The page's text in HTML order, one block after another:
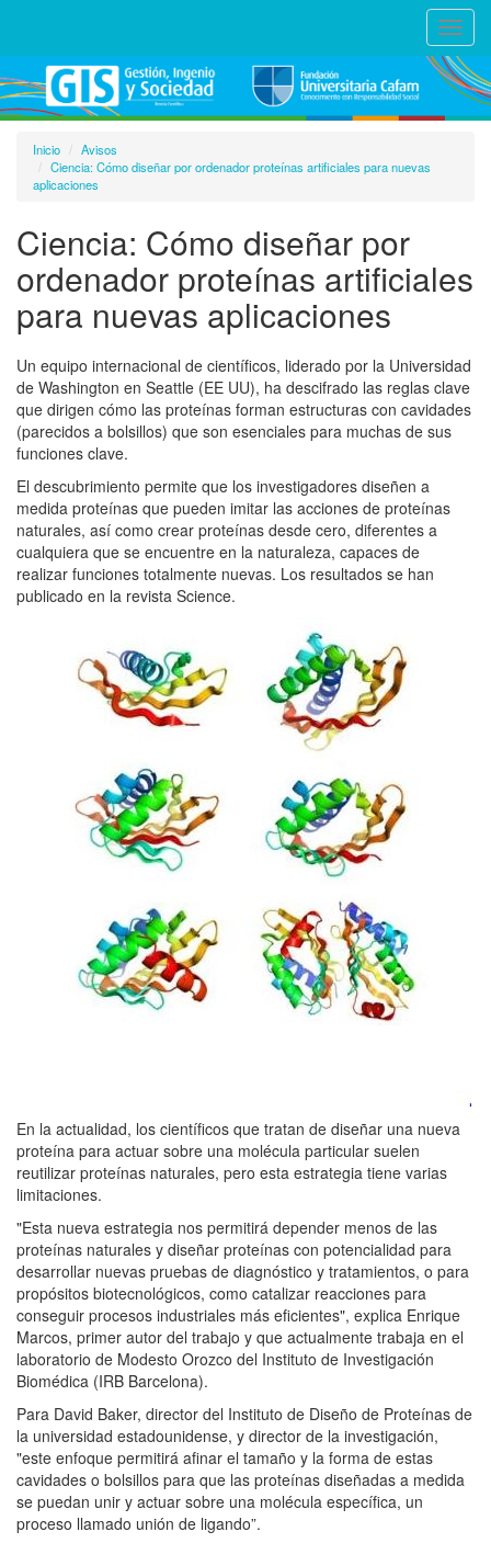
Inicio
Avisos
Ciencia: Cómo diseñar por ordenador proteínas artificiales para nuevas
aplicaciones
Ciencia: Cómo diseñar por
ordenador proteínas artificiales
para nuevas aplicaciones
Un equipo internacional de científicos, liderado por la Universidad
de Washington en Seattle (EE UU), ha descifrado las reglas clave
que dirigen cómo las proteínas forman estructuras con cavidades
(parecidos a bolsillos) que son esenciales para muchas de sus
funciones clave.
El descubrimiento permite que los investigadores diseñen a
medida proteínas que pueden imitar las acciones de proteínas
naturales, así como crear proteínas desde cero, diferentes a
cualquiera que se encuentre en la naturaleza, capaces de
realizar funciones totalmente nuevas. Los resultados se han
publicado en la revista Science.
En la actualidad, los científicos que tratan de diseñar una nueva
proteína para actuar sobre una molécula particular suelen
reutilizar proteínas naturales, pero esta estrategia tiene varias
limitaciones.
"Esta nueva estrategia nos permitirá depender menos de las
proteínas naturales y diseñar proteínas con potencialidad para
desarrollar nuevas pruebas de diagnóstico y tratamientos, o para
propósitos biotecnológicos, como catalizar reacciones para
conseguir procesos industriales más eficientes", explica Enrique
Marcos, primer autor del trabajo y que actualmente trabaja en el
laboratorio de Modesto Orozco del Instituto de Investigación
Biomédica (IRB Barcelona).
Para David Baker, director del Instituto de Diseño de Proteínas de
la universidad estadounidense, y director de la investigación,
"este enfoque permitirá afinar el tamaño y la forma de estas
cavidades o bolsillos para que las proteínas diseñadas a medida
se puedan unir y actuar sobre una molécula específica, un
proceso llamado unión de ligando”.